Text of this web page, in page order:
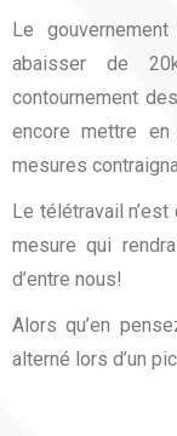
Le
abaisser de
contournement
encore mettre
mesures
Le télétravail n’est
mesure qui
d’entre nous!
Alors qu’en
alterné lors d’un